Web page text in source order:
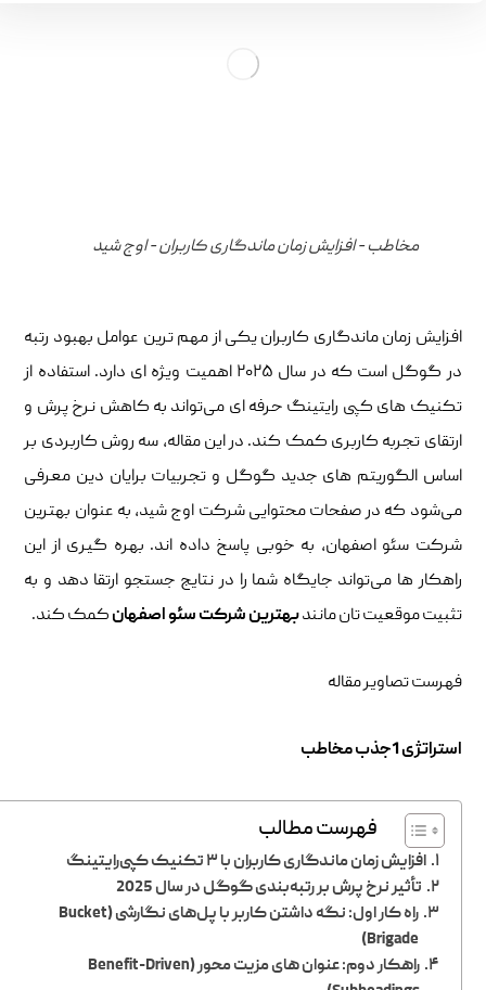
مخاطب - افزایش زمان ماندگاری کاربران - اوج شید
افزایش زمان ماندگاری کاربران یکی از مهم ‌ترین عوامل بهبود رتبه
در گوگل است که در سال ۲۰۲۵ اهمیت ویژه ‌ای دارد. استفاده از
تکنیک‌ های کپی ‌رایتینگ حرفه ‌ای می‌تواند به کاهش نرخ پرش و
ارتقای تجربه کاربری کمک کند. در این مقاله، سه روش کاربردی بر
اساس الگوریتم‌ های جدید گوگل و تجربیات برایان دین معرفی
می‌شود که در صفحات محتوایی شرکت اوج شید، به ‌عنوان بهترین
شرکت سئو اصفهان، به‌ خوبی پاسخ داده ‌اند. بهره‌ گیری از این
راهکار ها می‌تواند جایگاه شما را در نتایج جستجو ارتقا دهد و به
تثبیت موقعیت ‌تان مانندبهترین شرکت سئو اصفهانکمک کند.
فهرست تصاویر مقاله
استراتژی 1جذب مخاطب
فهرست مطالب
افزایش زمان ماندگاری کاربران با ۳ تکنیک کپی‌رایتینگ
تأثیر نرخ پرش بر رتبه‌بندی گوگل در سال 2025
راه کار اول: نگه داشتن کاربر با پل‌های نگارشی (Bucket
Brigade)
راهکار دوم: عنوان ‌های مزیت‌ محور (Benefit-Driven